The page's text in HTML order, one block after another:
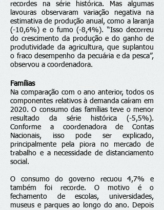
recordes na série histórica. Mas algumas
lavouras observaram variação negativa na
estimativa de produção anual, como a laranja
(-10,6%) e o fumo (-8,4%). “Isso decorreu
do crescimento da produção e do ganho de
produtividade da agricultura, que suplantou
o fraco desempenho da pecuária e da pesca”,
observou a coordenadora.
Famílias
Na comparação com o ano anterior, todos os
componentes relativos à demanda caíram em
2020. O consumo das famílias teve o menor
resultado da série histórica (-5,5%).
Conforme a coordenadora de Contas
Nacionais, isso pode ser explicado,
principalmente pela piora no mercado de
trabalho e a necessidade de distanciamento
social.
O consumo do governo recuou 4,7% e
também foi recorde. O motivo é o
fechamento de escolas, universidades,
museus e parques ao longo do ano. Depois